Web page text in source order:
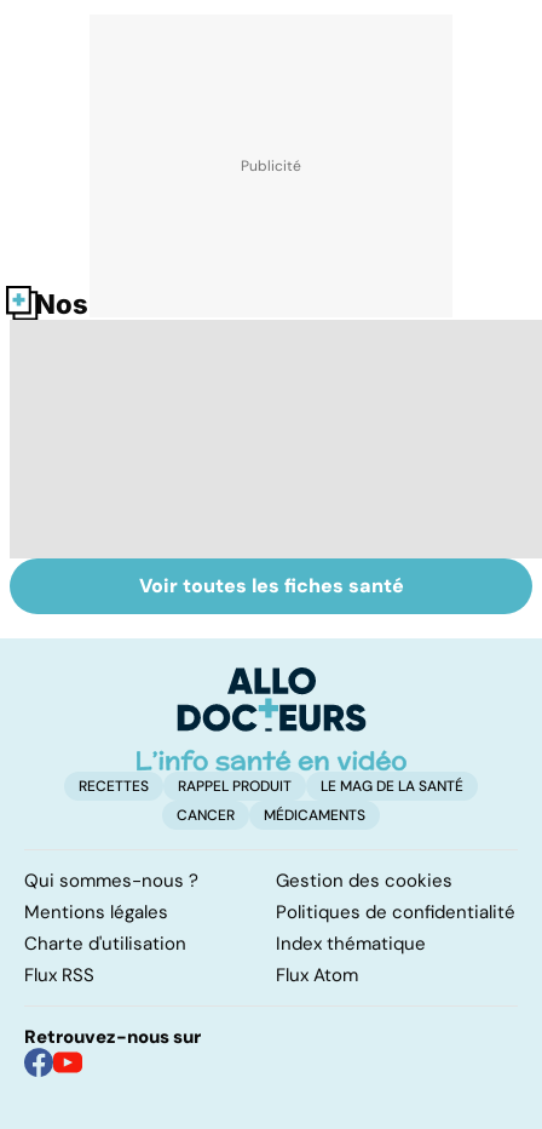
Nos fiches santé
Troubles anxieux,
une anxiété
Un rhume, ça se
soigne ?
Voir toutes les fiches santé
RECETTES RAPPEL PRODUIT
LE MAG DE LA SANTÉ
CANCER
MÉDICAMENTS
Qui sommes-nous ?
Gestion des cookies
Mentions légales
Politiques de confidentialité
Charte d'utilisation
Index thématique
Flux RSS
Flux Atom
Retrouvez-nous sur